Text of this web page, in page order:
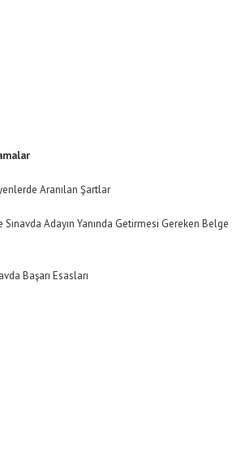
Aranılan Şartlar
Sınavda Adayın Yanında Getirmesi Gereken Belge
Başarı Esasları